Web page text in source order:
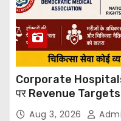
Corporate
पर Revenue Targets
बड़ा कदम, NHRC से Suo
Aug 3, 2026